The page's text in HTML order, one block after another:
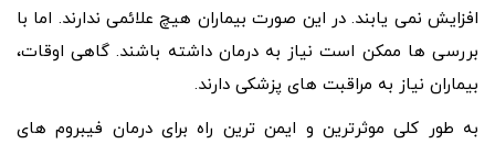
افزایش نمی یابند. در این صورت بیماران هیچ علائمی ندارند. اما با
بررسی ها ممکن است نیاز به درمان داشته باشند. گاهی اوقات،
بیماران نیاز به مراقبت های پزشکی دارند.
به طور کلی موثرترین و ایمن ترین راه برای درمان فیبروم های